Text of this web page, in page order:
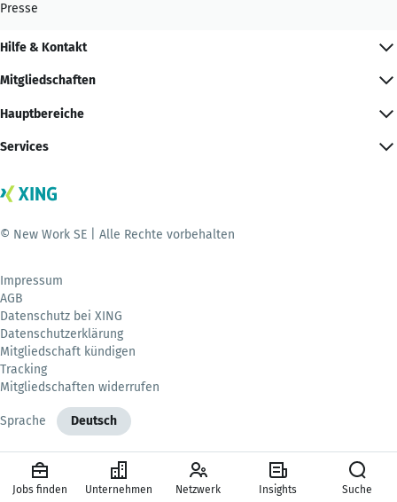
Presse
Hilfe & Kontakt
Mitgliedschaften
Hauptbereiche
Services
© New Work SE | Alle Rechte vorbehalten
Impressum
AGB
Datenschutz bei XING
Datenschutzerklärung
Mitgliedschaft kündigen
Tracking
Mitgliedschaften widerrufen
Sprache Deutsch
Jobs finden Unternehmen Netzwerk Insights Suche